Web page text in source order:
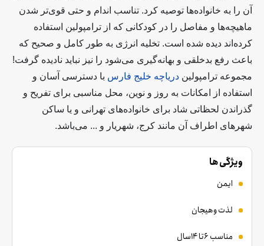
آن را به خانواده‌ها توصیه کرد. تناسب اندام و حتی قوی‌تر شدن
ماهیچه‌ها و مفاصل را در کودکانی که از ترامپولین استفاده
کرده‌اند دیده شده است. تخلیه انرژی به طور کامل و صحیح که
باعث رفع بدخلقی و بهانه‌گیری می‌شود را نیز نباید نادیده گرفت!
مجموعه ترامپولین دریاچه خلیج فارس با دسترسی آسان و
استفاده از امکانات به روز و نوین، محل مناسبی برای تفریح و
گذراندن لحظاتی شاد برای خانواده‌های تهرانی و یا ساکن
شهرهای اطراف آن مانند کرج، شهریار و ... می‌باشد.
ویژگی ها
ایمن
لذت وهیجان
مناسب 6تا 14سال